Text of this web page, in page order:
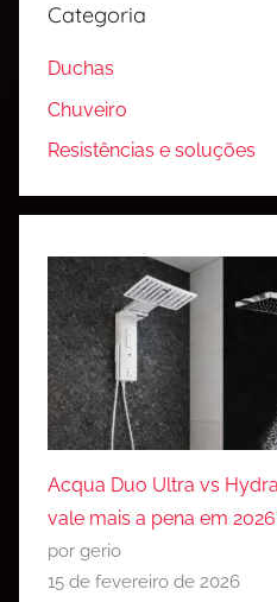
Categoria
Duchas
Chuveiro
Resistências e soluções
Acqua Duo Ultra vs
vale mais a pena em
por gerio
15 de fevereiro de 2026